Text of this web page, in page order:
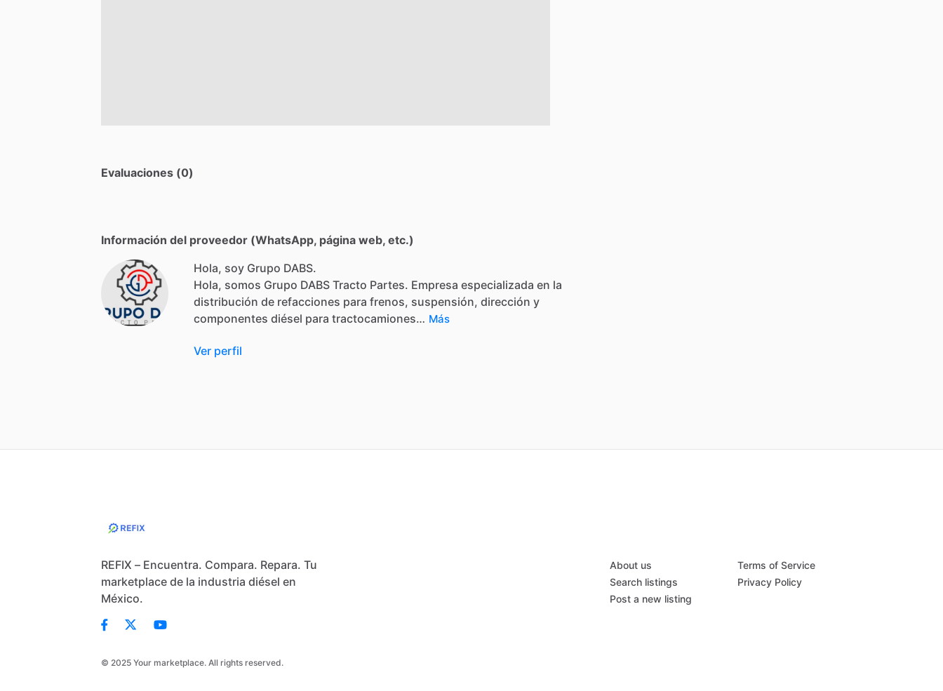
Evaluaciones (0)
Información del proveedor (WhatsApp, página web, etc.)
Hola, soy Grupo DABS.
Hola, somos Grupo DABS Tracto Partes. Empresa especializada en la
distribución de refacciones para frenos, suspensión, dirección y
componentes diésel para tractocamiones… Más
Ver perfil
REFIX – Encuentra. Compara. Repara. Tu
marketplace de la industria diésel en
México.
© 2025 Your marketplace. All rights reserved.
About us
Search listings
Post a new listing
Terms of Service
Privacy Policy